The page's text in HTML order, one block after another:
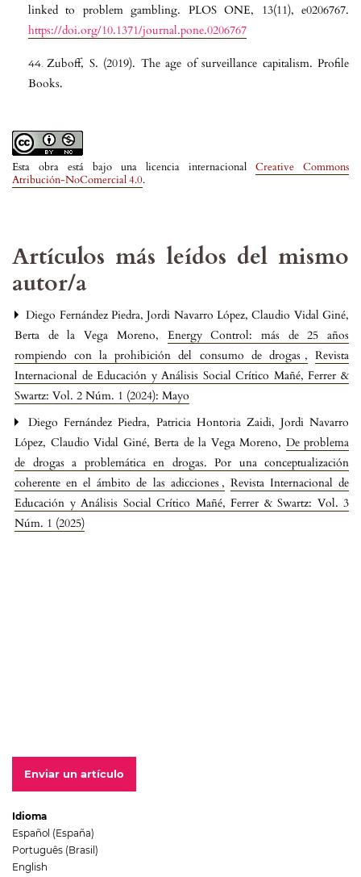
Esta obra está bajo una licencia internacional Creative Commons
Atribución-NoComercial 4.0.
linked to problem gambling. PLOS ONE, 13(11), e0206767.
https://doi.org/10.1371/journal.pone.0206767
Zuboff, S. (2019). The age of surveillance capitalism. Profile
Books.
Artículos más leídos del mismo
autor/a
Diego Fernández Piedra, Jordi Navarro López, Claudio Vidal Giné,
Berta de la Vega Moreno, Energy Control: más de 25 años
rompiendo con la prohibición del consumo de drogas,Revista
Internacional de Educación y Análisis Social Crítico Mañé, Ferrer &
Swartz: Vol. 2 Núm. 1 (2024): Mayo
Diego Fernández Piedra, Patricia Hontoria Zaidi, Jordi Navarro
López, Claudio Vidal Giné, Berta de la Vega Moreno, De problema
de drogas a problemática en drogas. Por una conceptualización
coherente en el ámbito de las adicciones, Revista Internacional de
Educación y Análisis Social Crítico Mañé, Ferrer & Swartz: Vol. 3
Núm. 1 (2025)
Enviar un artículo
Idioma
Español (España)
Português (Brasil)
English